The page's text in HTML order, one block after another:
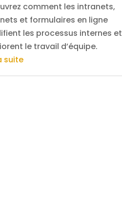
comment les intranets,
et formulaires en ligne
les processus internes et
le travail d’équipe.
suite